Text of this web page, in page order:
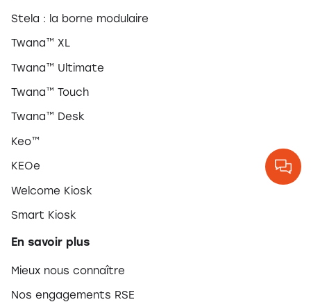
Stela : la borne modulaire
Twana™ XL
Twana™ Ultimate
Twana™ Touch
Twana™ Desk
Keo™
KEOe
Welcome Kiosk
Smart Kiosk
En savoir plus
Mieux nous connaître
Nos engagements RSE